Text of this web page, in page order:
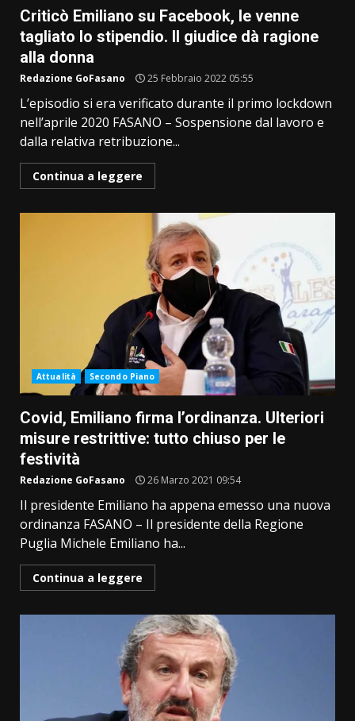
Criticò Emiliano su Facebook, le venne
tagliato lo stipendio. Il giudice dà ragione
alla donna
Redazione GoFasano 25 Febbraio 2022 05:55
L’episodio si era verificato durante il primo lockdown
nell’aprile 2020 FASANO – Sospensione dal lavoro e
dalla relativa retribuzione...
Continua a leggere
Attualità Secondo Piano
Covid, Emiliano firma l’ordinanza. Ulteriori
misure restrittive: tutto chiuso per le
festività
Redazione GoFasano 26 Marzo 2021 09:54
Il presidente Emiliano ha appena emesso una nuova
ordinanza FASANO – Il presidente della Regione
Puglia Michele Emiliano ha...
Continua a leggere